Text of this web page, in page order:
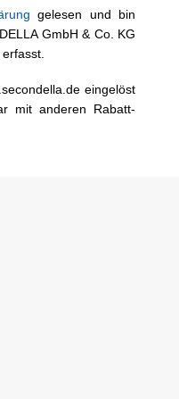
gelesen und bin
GmbH & Co. KG
eingelöst
mit anderen Rabatt-